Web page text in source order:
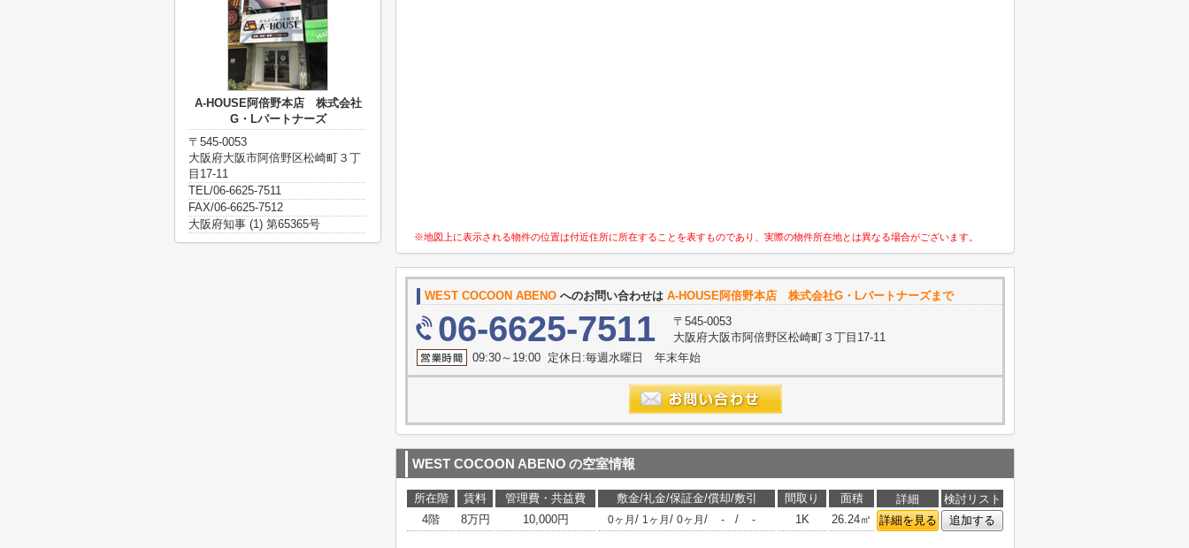
※地図上に表示される物件の位置は付近住所に所在することを表すものであり、実際の物件所在地とは異なる場合がございます。
WEST COCOON ABENO へのお問い合わせは A-HOUSE阿倍野本店 株式会社G・Lパートナーズまで
06-6625-7511
〒545-0053
大阪府大阪市阿倍野区松崎町３丁目17-11
09:30～19:00 定休日:毎週水曜日 年末年始
WEST COCOON ABENO の空室情報
所在階 賃料 管理費・共益費 敷金/礼金/保証金/償却/敷引 間取り 面積 詳細
検討リスト
4階
8万円 10,000円 0ヶ月 / 1ヶ月 / 0ヶ月 / - / - 1K 26.24㎡ 詳細を見る 追加する
A-HOUSE阿倍野本店 株式会社
G・Lパートナーズ
〒545-0053
大阪府大阪市阿倍野区松崎町３丁
目17-11
TEL/06-6625-7511
FAX/06-6625-7512
大阪府知事 (1) 第65365号